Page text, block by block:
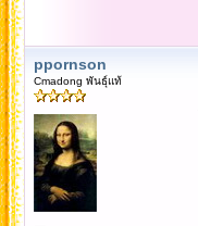
ppornson
Cmadong พันธุ์แท้